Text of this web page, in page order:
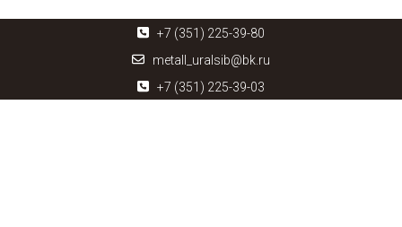
+7 (351) 225-39-80
metall_uralsib@bk.ru
+7 (351) 225-39-03